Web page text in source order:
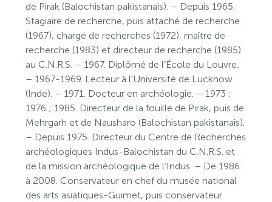
de Pirak (Balochistan pakistanais). – Depuis 1965.
Stagiaire de recherche, puis attaché de recherche
(1967), chargé de recherches (1972), maître de
recherche (1983) et directeur de recherche (1985)
au C.N.R.S. – 1967. Diplômé de l’École du Louvre.
– 1967-1969. Lecteur à l’Université de Lucknow
(Inde). – 1971. Docteur en archéologie. – 1973 ;
1976 ; 1985. Directeur de la fouille de Pirak, puis de
Mehrgarh et de Nausharo (Balochistan pakistanais).
– Depuis 1975. Directeur du Centre de Recherches
archéologiques Indus-Balochistan du C.N.R.S. et
de la mission archéologique de l’Indus. – De 1986
à 2008. Conservateur en chef du musée national
des arts asiatiques-Guimet, puis conservateur